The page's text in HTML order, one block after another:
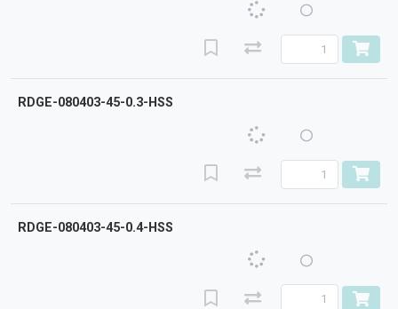
RDGE-080403-45-0.3-HSS
RDGE-080403-45-0.4-HSS